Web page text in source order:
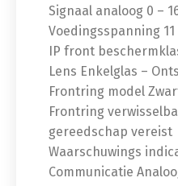
Signaal analoog 0 –
Voedingsspanning 11
IP front
Lens Enkelglas –
Frontring model
Frontring
gereedschap vereist
Waarschuwings
Communicatie